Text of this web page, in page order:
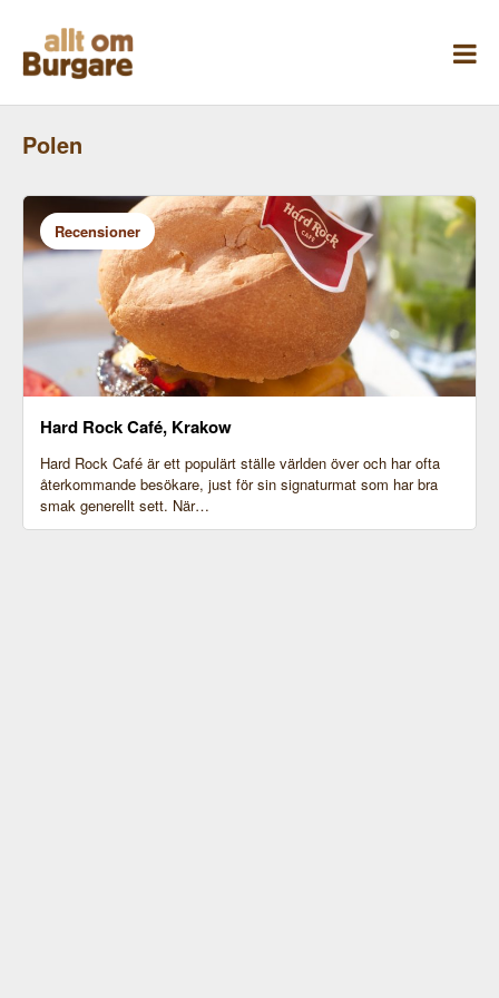
innehåll
Polen
Recensioner
Hard Rock Café, Krakow
Hard Rock Café är ett populärt ställe världen över och har ofta
återkommande besökare, just för sin signaturmat som har bra
smak generellt sett. När…